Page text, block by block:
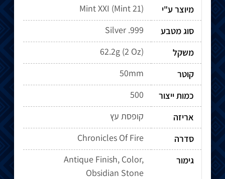
מיוצר ע"י
סוג מטבע
Silver .999
משקל
62.2g (2 Oz)
קוטר
50mm
כמות ייצור
500
אריזה
קופסת עץ
סדרה
Chronicles Of Fire
גימור
Antique Finish, Color,
Obsidian Stone